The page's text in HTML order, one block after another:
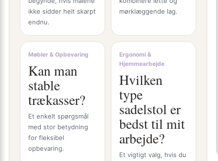
ikke sidder helt skarpt
endnu.
mørklæggende lag.
Møbler & Opbevaring
Kan man
stable
trækasser?
Et enkelt spørgsmål
med stor betydning
for fleksibel
opbevaring.
Ergonomi &
Hjemmearbejde
Hvilken
type
sadelstol er
bedst til mit
arbejde?
Et vigtigt valg, hvis du